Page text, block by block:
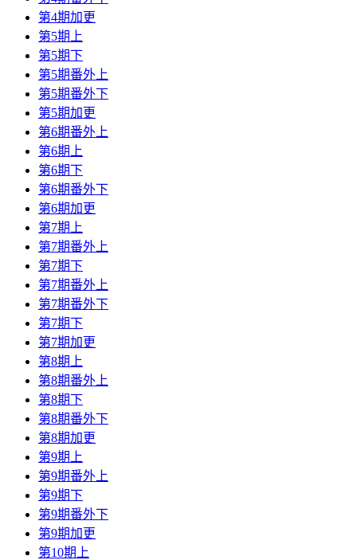
第4期加更
第5期上
第5期下
第5期番外上
第5期番外下
第5期加更
第6期番外上
第6期上
第6期下
第6期番外下
第6期加更
第7期上
第7期番外上
第7期下
第7期番外上
第7期番外下
第7期下
第7期加更
第8期上
第8期番外上
第8期下
第8期番外下
第8期加更
第9期上
第9期番外上
第9期下
第9期番外下
第9期加更
第10期上